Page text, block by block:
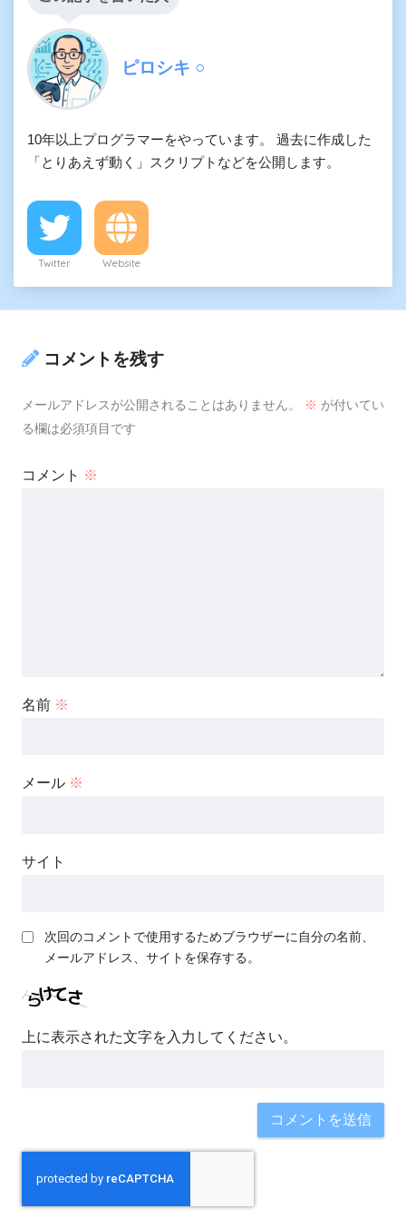
ピロシキ ○
10年以上プログラマーをやっています。 過去に作成した
「とりあえず動く」スクリプトなどを公開します。
Twitter Website
コメントを残す
メールアドレスが公開されることはありません。 ※ が付いてい
る欄は必須項目です
コメント ※
名前 ※
メール ※
サイト
次回のコメントで使用するためブラウザーに自分の名前、
メールアドレス、サイトを保存する。
上に表示された文字を入力してください。